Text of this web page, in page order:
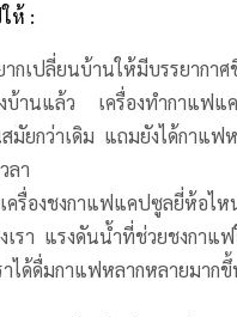
ห้ :
ากเปลี่ยนบ้านให้มีบรรยากา
บ้านแล้ว เครื่องทํากาแฟแ
มัยกว่าเดิม แถมยังได้กาแ
ลา
เครื่องชงกาแฟแคปซูลยี่ห้อ
เรา แรงดันน้ำที่ช่วยชงกา
าได้ดื่มกาแฟหลากหลายมาก